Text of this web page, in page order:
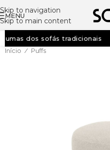
Skip to navigation
Skip to main content
MENU
dos sofás tradicionais
Início / Puffs